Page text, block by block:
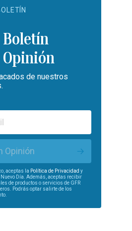
Boletín
Opinión
de nuestros
Opinión
aceptas la Política de Privacidad y
Nuevo Día. Además, aceptas recibir
de productos o servicios de GFR
Podrás optar salirte de los